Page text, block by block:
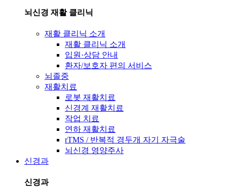
뇌신경 재활 클리닉
재활 클리닉 소개
재활 클리닉 소개
입원·상담 안내
환자/보호자 편의 서비스
뇌졸중
재활치료
로봇 재활치료
신경계 재활치료
작업 치료
연하 재활치료
rTMS / 반복적 경두개 자기 자극술
뇌신경 영양주사
신경과
신경과